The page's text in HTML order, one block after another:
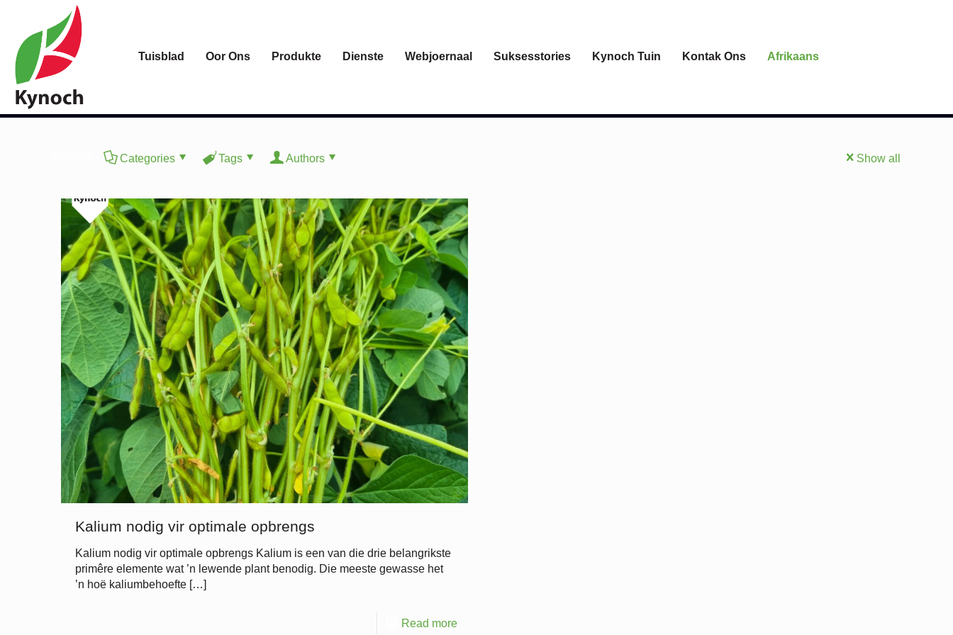
Tuisblad Oor Ons Produkte Dienste Webjoernaal Suksesstories Kynoch Tuin Kontak Ons Afrikaans
Categories Tags Authors Show all
Kalium nodig vir optimale opbrengs
Kalium nodig vir optimale opbrengs Kalium is een van die drie belangrikste
primêre elemente wat ’n lewende plant benodig. Die meeste gewasse het
’n hoë kaliumbehoefte[…]
Read more